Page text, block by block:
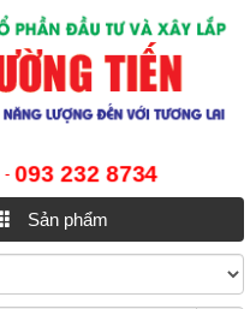
-093 232 8734
Sản phẩm